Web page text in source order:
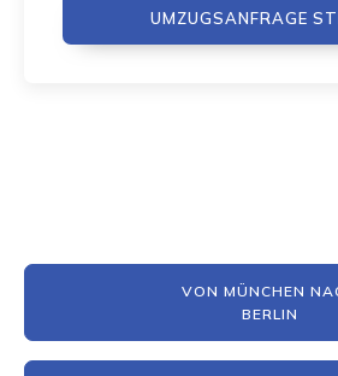
UMZUGSANFRAGE
VON MÜNCHEN
BERLIN